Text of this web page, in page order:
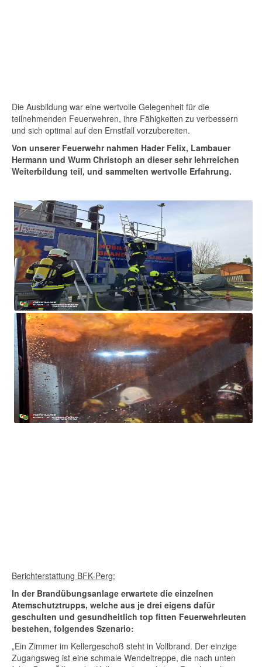
Die Ausbildung war eine wertvolle Gelegenheit für die
teilnehmenden Feuerwehren, ihre Fähigkeiten zu verbessern
und sich optimal auf den Ernstfall vorzubereiten.
Von unserer Feuerwehr nahmen Hader Felix, Lambauer
Hermann und Wurm Christoph an dieser sehr lehrreichen
Weiterbildung teil, und sammelten wertvolle Erfahrung.
Berichterstattung BFK-Perg:
In der Brandübungsanlage erwartete die einzelnen
Atemschutztrupps, welche aus je drei eigens dafür
geschulten und gesundheitlich top fitten Feuerwehrleuten
bestehen, folgendes Szenario:
„Ein Zimmer im Kellergeschoß steht in Vollbrand. Der einzige
Zugangsweg ist eine schmale Wendeltreppe, die nach unten